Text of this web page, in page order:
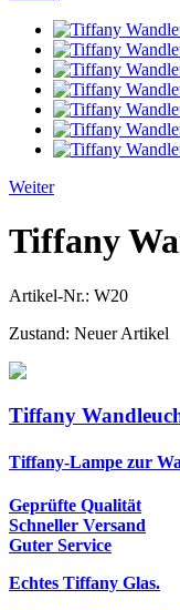
Weiter
Tiffany
Artikel-Nr.: W20
Zustand: Neuer Artikel
Tiffany
Tiffany-Lampe zur
Geprüfte Qualität
Schneller Versand
Guter Service
Echtes Tiffany Glas.